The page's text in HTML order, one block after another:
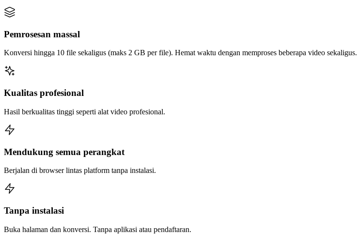
Pemrosesan massal
Konversi hingga 10 file sekaligus (maks 2 GB per file). Hemat waktu dengan memproses beberapa video sekaligus.
Kualitas profesional
Hasil berkualitas tinggi seperti alat video profesional.
Mendukung semua perangkat
Berjalan di browser lintas platform tanpa instalasi.
Tanpa instalasi
Buka halaman dan konversi. Tanpa aplikasi atau pendaftaran.